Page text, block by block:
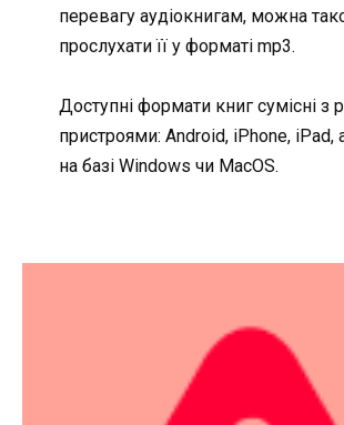
перевагу аудіокнигам, можна
прослухати її у форматі mp3.
Доступні формати книг сумісні з
пристроями: Android, iPhone,
на базі Windows чи MacOS.